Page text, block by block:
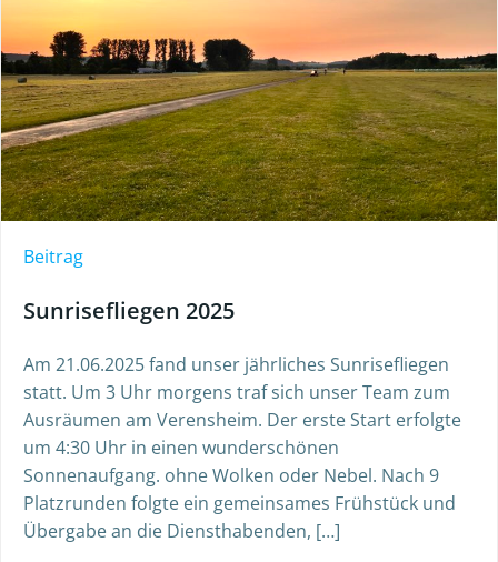
Beitrag
Sunrisefliegen 2025
Am 21.06.2025 fand unser jährliches Sunrisefliegen
statt. Um 3 Uhr morgens traf sich unser Team zum
Ausräumen am Verensheim. Der erste Start erfolgte
um 4:30 Uhr in einen wunderschönen
Sonnenaufgang. ohne Wolken oder Nebel. Nach 9
Platzrunden folgte ein gemeinsames Frühstück und
Übergabe an die Diensthabenden, […]